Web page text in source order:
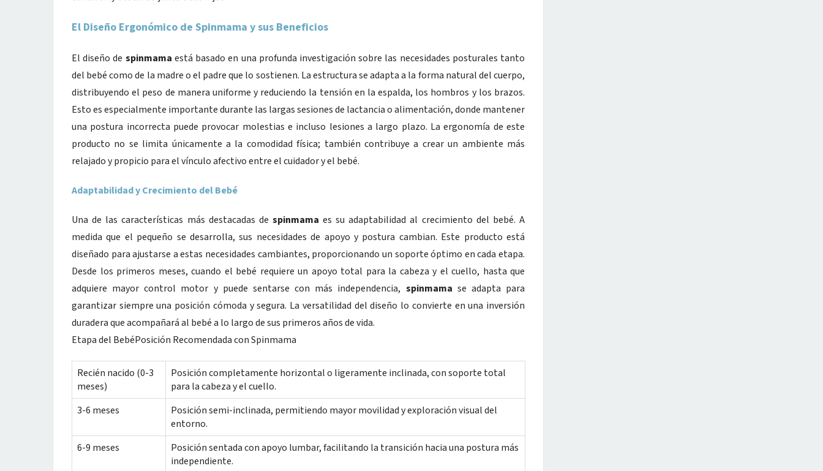
El Diseño Ergonómico de Spinmama y sus Beneficios
El diseño de spinmama está basado en una profunda investigación sobre las necesidades posturales tanto
del bebé como de la madre o el padre que lo sostienen. La estructura se adapta a la forma natural del cuerpo,
distribuyendo el peso de manera uniforme y reduciendo la tensión en la espalda, los hombros y los brazos.
Esto es especialmente importante durante las largas sesiones de lactancia o alimentación, donde mantener
una postura incorrecta puede provocar molestias e incluso lesiones a largo plazo. La ergonomía de este
producto no se limita únicamente a la comodidad física; también contribuye a crear un ambiente más
relajado y propicio para el vínculo afectivo entre el cuidador y el bebé.
Adaptabilidad y Crecimiento del Bebé
Una de las características más destacadas de spinmama es su adaptabilidad al crecimiento del bebé. A
medida que el pequeño se desarrolla, sus necesidades de apoyo y postura cambian. Este producto está
diseñado para ajustarse a estas necesidades cambiantes, proporcionando un soporte óptimo en cada etapa.
Desde los primeros meses, cuando el bebé requiere un apoyo total para la cabeza y el cuello, hasta que
adquiere mayor control motor y puede sentarse con más independencia, spinmama se adapta para
garantizar siempre una posición cómoda y segura. La versatilidad del diseño lo convierte en una inversión
duradera que acompañará al bebé a lo largo de sus primeros años de vida.
Etapa del BebéPosición Recomendada con Spinmama
Recién nacido (0-3
meses)
Posición completamente horizontal o ligeramente inclinada, con soporte total
para la cabeza y el cuello.
3-6 meses
Posición semi-inclinada, permitiendo mayor movilidad y exploración visual del
entorno.
6-9 meses
Posición sentada con apoyo lumbar, facilitando la transición hacia una postura más
independiente.